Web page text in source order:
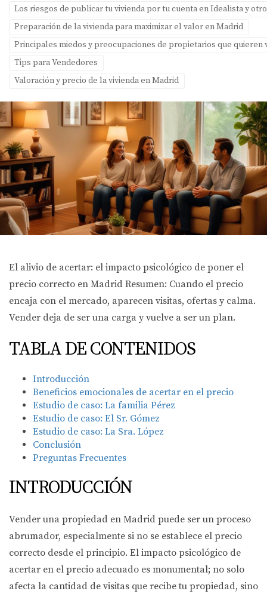
Los riesgos de publicar tu vivienda por tu cuenta en Idealista y
Preparación de la vivienda para maximizar el valor en Madrid
Principales miedos y preocupaciones de propietarios que quieren
Tips para Vendedores
Valoración y precio de la vivienda en Madrid
El alivio de acertar: el impacto psicológico de poner el
precio correcto en Madrid Resumen: Cuando el precio
encaja con el mercado, aparecen visitas, ofertas y calma.
Vender deja de ser una carga y vuelve a ser un plan.
TABLA DE CONTENIDOS
Introducción
Beneficios emocionales de acertar en el precio
Estudio de caso: La familia Pérez
Estudio de caso: El Sr. Gómez
Estudio de caso: La Sra. López
Conclusión
Preguntas Frecuentes
INTRODUCCIÓN
Vender una propiedad en Madrid puede ser un proceso
abrumador, especialmente si no se establece el precio
correcto desde el principio. El impacto psicológico de
acertar en el precio adecuado es monumental; no solo
afecta la cantidad de visitas que recibe tu propiedad, sino